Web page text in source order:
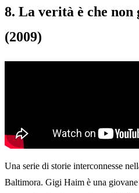
8. La verità è che non
(2009)
Una serie di storie interconnesse
Baltimora. Gigi Haim è una